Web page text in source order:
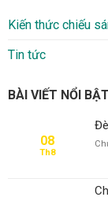
Kiến thức chiếu
Tin tức
BÀI VIẾT NỔI BẬT
08
Th8